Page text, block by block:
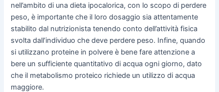
nell’ambito di una dieta ipocalorica, con lo scopo di perdere
peso, è importante che il loro dosaggio sia attentamente
stabilito dal nutrizionista tenendo conto dell’attività fisica
svolta dall’individuo che deve perdere peso. Infine, quando
si utilizzano proteine in polvere è bene fare attenzione a
bere un sufficiente quantitativo di acqua ogni giorno, dato
che il metabolismo proteico richiede un utilizzo di acqua
maggiore.